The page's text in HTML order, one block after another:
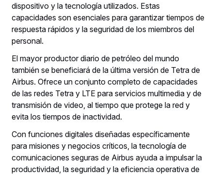
dispositivo y la tecnología utilizados. Estas
capacidades son esenciales para garantizar tiempos de
respuesta rápidos y la seguridad de los miembros del
personal.
El mayor productor diario de petróleo del mundo
también se beneficiará de la última versión de Tetra de
Airbus. Ofrece un conjunto completo de capacidades
de las redes Tetra y LTE para servicios multimedia y de
transmisión de video, al tiempo que protege la red y
evita los tiempos de inactividad.
Con funciones digitales diseñadas específicamente
para misiones y negocios críticos, la tecnología de
comunicaciones seguras de Airbus ayuda a impulsar la
productividad, la seguridad y la eficiencia operativa de